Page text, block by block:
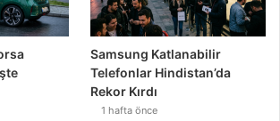
Samsung Katlanabilir
Telefonlar Hindistan’da
Rekor Kırdı
1 hafta önce